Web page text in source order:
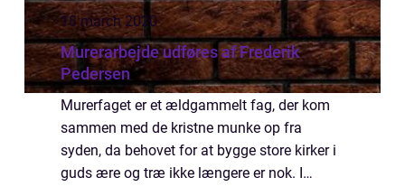
18 march 2020
Murerarbejde udføres af Frederik
Pedersen
Murerfaget er et ældgammelt fag, der kom
sammen med de kristne munke op fra
syden, da behovet for at bygge store kirker i
guds ære og træ ikke længere er nok. I